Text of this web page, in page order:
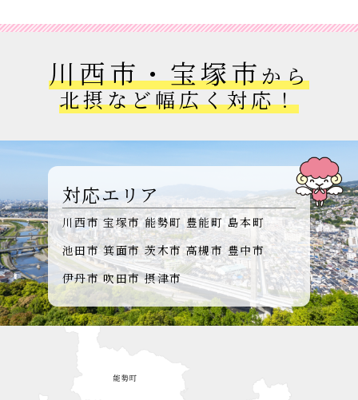
川西市・宝塚市から
北摂など幅広く対応！
対応エリア
川西市 宝塚市 能勢町 豊能町 島本町
池田市 箕面市 茨木市 高槻市 豊中市
伊丹市 吹田市 摂津市